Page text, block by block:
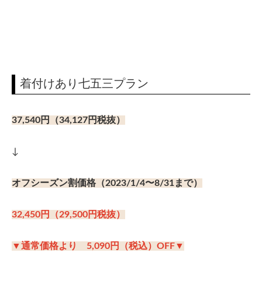
着付けあり七五三プラン
37,540円（34,127円税抜）
↓
オフシーズン割価格（2023/1/4〜8/31まで）
32,450円（29,500円税抜）
▼通常価格より 5,090円（税込）OFF▼